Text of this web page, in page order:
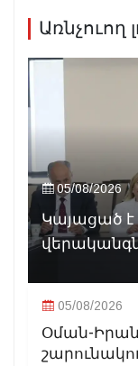
Առնչուող
05/08/2026
Կայացած է
05/08/2026
Օման-Իրան